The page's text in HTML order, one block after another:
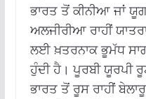
ਭਾਰਤ ਤੋਂ ਕੀਨੀਆ ਜਾਂ
ਅਲਜੀਰੀਆ ਰਾਹੀਂ
ਲਈ ਖ਼ਤਰਨਾਕ ਭੂਮੱਧ
ਹੁੰਦੀ ਹੈ। ਪੂਰਬੀ ਯੂਰਪੀ
ਭਾਰਤ ਤੋਂ ਰੂਸ ਰਾਹੀਂ